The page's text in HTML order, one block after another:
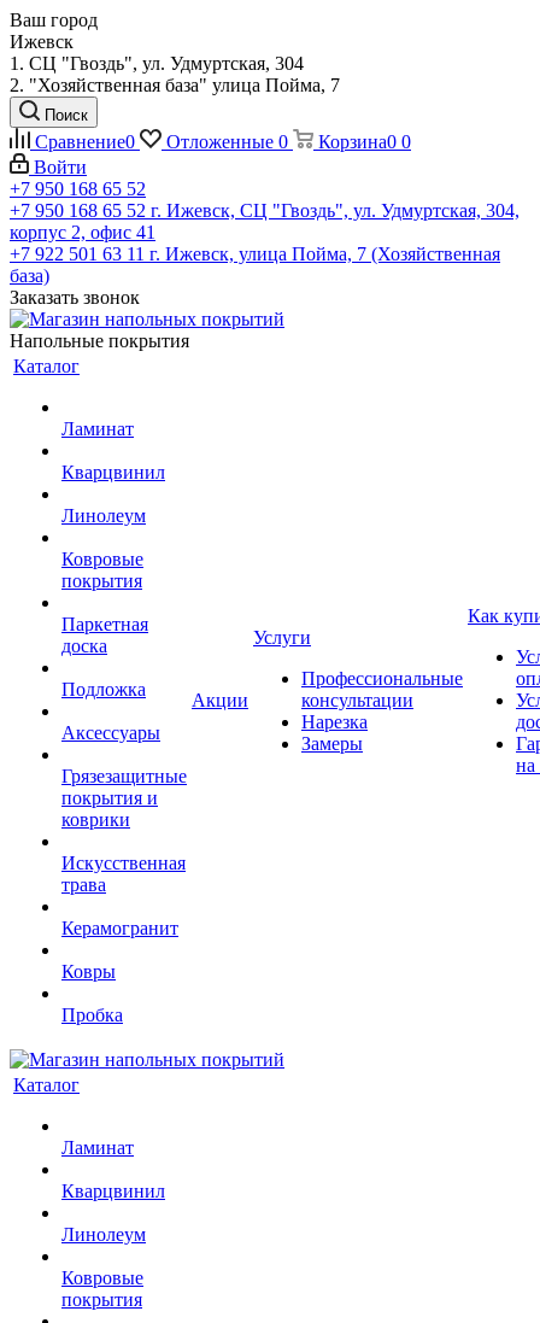
Ваш город
Ижевск
1. СЦ "Гвоздь", ул. Удмуртская, 304
2. "Хозяйственная база" улица Пойма, 7
Поиск
Сравнение0 Отложенные 0 Корзина0 0
Войти
+7 950 168 65 52
+7 950 168 65 52 г. Ижевск, СЦ "Гвоздь", ул. Удмуртская, 304,
корпус 2, офис 41
+7 922 501 63 11 г. Ижевск, улица Пойма, 7 (Хозяйственная
база)
Заказать звонок
Напольные покрытия
Каталог
Ламинат
Кварцвинил
Линолеум
Ковровые
покрытия
Паркетная
доска
Подложка
Аксессуары
Грязезащитные
покрытия и
коврики
Искусственная
трава
Керамогранит
Ковры
Пробка
Акции
Услуги
Профессиональные
консультации
Нарезка
Замеры
Как
на
Каталог
Ламинат
Кварцвинил
Линолеум
Ковровые
покрытия